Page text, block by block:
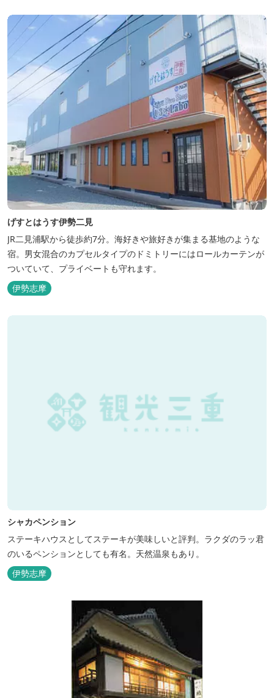
げすとはうす伊勢二見
JR二見浦駅から徒歩約7分。海好きや旅好きが集まる基地のような
宿。男女混合のカプセルタイプのドミトリーにはロールカーテンが
ついていて、プライベートも守れます。
伊勢志摩
シャカペンション
ステーキハウスとしてステーキが美味しいと評判。ラクダのラッ君
のいるペンションとしても有名。天然温泉もあり。
伊勢志摩